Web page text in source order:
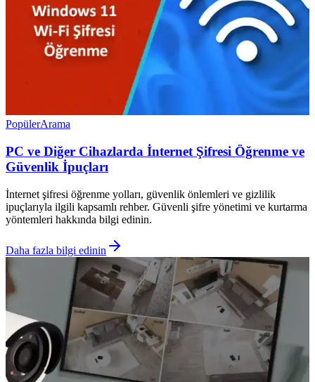
PopülerArama
PC ve Diğer Cihazlarda İnternet Şifresi Öğrenme ve
Güvenlik İpuçları
İnternet şifresi öğrenme yolları, güvenlik önlemleri ve gizlilik
ipuçlarıyla ilgili kapsamlı rehber. Güvenli şifre yönetimi ve kurtarma
yöntemleri hakkında bilgi edinin.
Daha fazla bilgi edinin